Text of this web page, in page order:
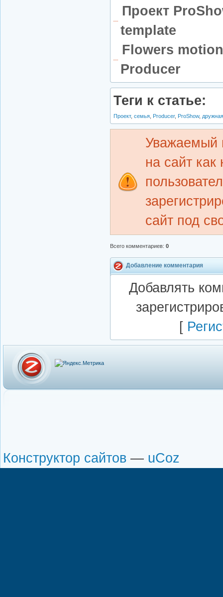
Проект
template
Flowers
Producer
Теги к статье:
Проект, семья Producer, ProShow, дружная
Уважаемый
на сайт как
сайт под
Всего комментариев: 0
Добавление комментария
Добавлять
[
Конструктор сайтов — uCoz